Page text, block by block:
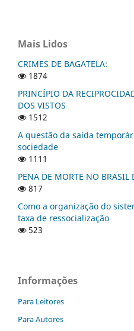
Mais Lidos
CRIMES DE BAGATELA:
1874
PRINCÍPIO DA
DOS VISTOS
1512
A questão da saída
sociedade
1111
PENA DE MORTE NO BRASIL
817
Como a organização do
taxa de ressocialização
523
Informações
Para Leitores
Para Autores